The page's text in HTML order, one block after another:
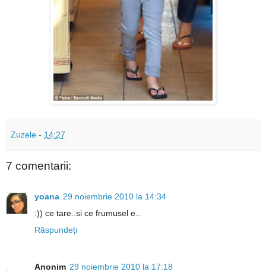
Zuzele - 14:27
7 comentarii:
yoana 29 noiembrie 2010 la 14:34
:)) ce tare..si ce frumusel e..
Răspundeți
Anonim 29 noiembrie 2010 la 17:18